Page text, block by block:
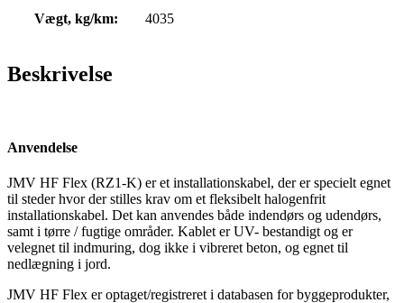
Vægt, kg/km: 4035
Beskrivelse
Anvendelse
JMV HF Flex (RZ1-K) er et installationskabel, der er specielt egnet
til steder hvor der stilles krav om et fleksibelt halogenfrit
installationskabel. Det kan anvendes både indendørs og udendørs,
samt i tørre / fugtige områder. Kablet er UV- bestandigt og er
velegnet til indmuring, dog ikke i vibreret beton, og egnet til
nedlægning i jord.
JMV HF Flex er optaget/registreret i databasen for byggeprodukter,